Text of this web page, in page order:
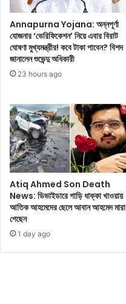
চা
রে
র
স্বা
র্থে
স
ম
র্প
ণ
ক
র
তে
চা
ই
লে
ন
প
র
এ
বা
র
ত্য
জী
ব
নে
ফা
ট
ল
ধ
প্রি
ন্স
Annapurna Yojana: অন্নপূর্ণা
যোজনার ‘ভেরিফিকেশন’ নিয়ে এবার বিরাট
ঘোষণা মুখ্যমন্ত্রীর! কবে টাকা পাবেন? বিশদ
জানালেন শুভেন্দু অধিকারী
23 hours ago
Atiq Ahmed Son Death
News: ডিভাইডারে গাড়ি ধাক্কা খাওয়ায়
আতিক আহমেদের ছেলে আবান আহমেদ মারা
গেছেন
1 day ago